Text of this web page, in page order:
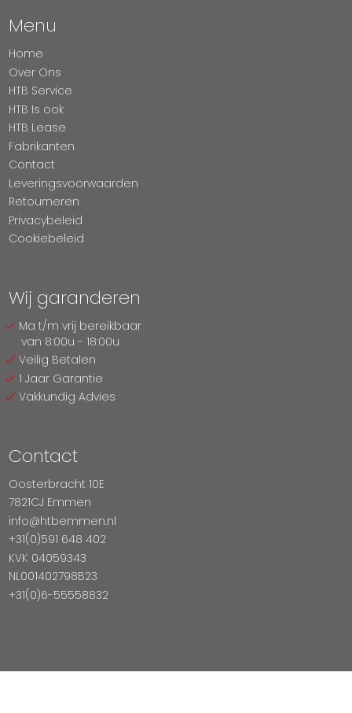
Menu
Home
Over Ons
HTB Service
HTB Is ook
HTB Lease
Fabrikanten
Contact
Leveringsvoorwaarden
Retourneren
Privacybeleid
Cookiebeleid
Wij garanderen
Ma t/m vrij bereikbaar
van 8:00u - 18:00u
Veilig Betalen
1 Jaar Garantie
Vakkundig Advies
Contact
Oosterbracht 10E
7821CJ Emmen
info@htbemmen.nl
+31(0)591 648 402
KVK 04059343
NL001402798B23
+31(0)6-55558832